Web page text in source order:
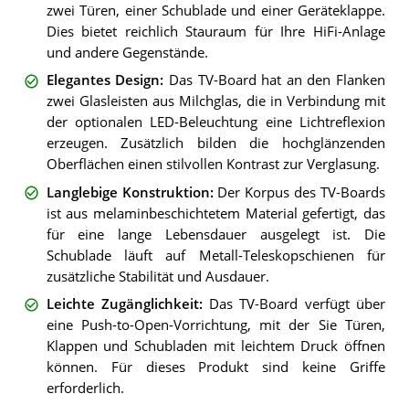
zwei Türen, einer Schublade und einer Geräteklappe.
Dies bietet reichlich Stauraum für Ihre HiFi-Anlage
und andere Gegenstände.
Elegantes Design: Das TV-Board hat an den Flanken
zwei Glasleisten aus Milchglas, die in Verbindung mit
der optionalen LED-Beleuchtung eine Lichtreflexion
erzeugen. Zusätzlich bilden die hochglänzenden
Oberflächen einen stilvollen Kontrast zur Verglasung.
Langlebige Konstruktion: Der Korpus des TV-Boards
ist aus melaminbeschichtetem Material gefertigt, das
für eine lange Lebensdauer ausgelegt ist. Die
Schublade läuft auf Metall-Teleskopschienen für
zusätzliche Stabilität und Ausdauer.
Leichte Zugänglichkeit: Das TV-Board verfügt über
eine Push-to-Open-Vorrichtung, mit der Sie Türen,
Klappen und Schubladen mit leichtem Druck öffnen
können. Für dieses Produkt sind keine Griffe
erforderlich.